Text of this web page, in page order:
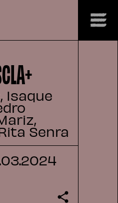
Isaque
Senra
03.2024